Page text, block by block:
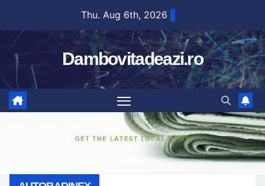
content
Thu. Aug 6th, 2026
Dambovitadeazi.ro